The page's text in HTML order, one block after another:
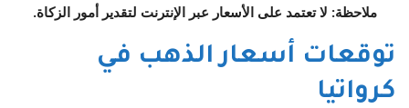
ملاحظة: لا تعتمد على الأسعار عبر الإنترنت لتقدير أمور الزكاة.
توقعات أسعار الذهب في
كرواتيا